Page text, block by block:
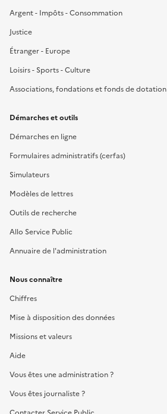
Argent - Impôts - Consommation
Justice
Étranger - Europe
Loisirs - Sports - Culture
Associations, fondations et fonds de dotation
Démarches et outils
Démarches en ligne
Formulaires administratifs (cerfas)
Simulateurs
Modèles de lettres
Outils de recherche
Allo Service Public
Annuaire de l'administration
Nous connaître
Chiffres
Mise à disposition des données
Missions et valeurs
Aide
Vous êtes une administration ?
Vous êtes journaliste ?